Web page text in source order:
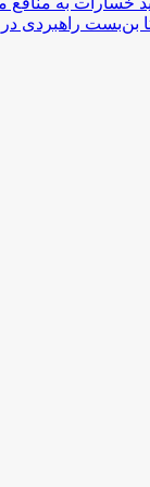
بن‌بست راهبردی در